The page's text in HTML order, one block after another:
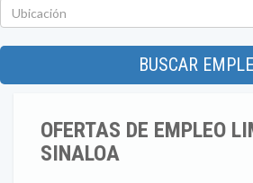
BUSCAR
OFERTAS DE EMPLEO
SINALOA